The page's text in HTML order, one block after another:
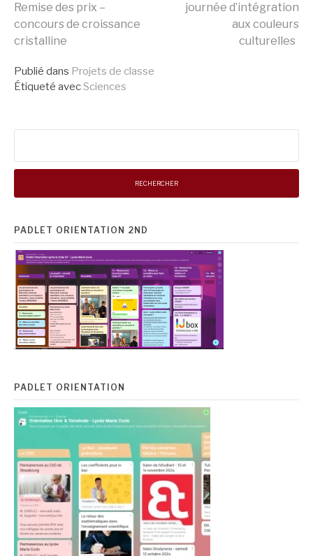
la
suite
Remise des prix –
concours de croissance
cristalline
journée d’intégration
aux couleurs
culturelles
Publié dans Projets de classe
Étiqueté avecSciences
PADLET ORIENTATION 2ND
PADLET ORIENTATION